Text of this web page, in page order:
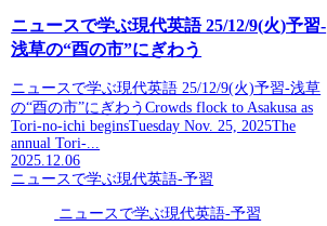
ニュースで学ぶ現代英語 25/12/9(火)予習-
浅草の“酉の市”にぎわう
ニュースで学ぶ現代英語 25/12/9(火)予習-浅草
の“酉の市”にぎわうCrowds flock to Asakusa as
Tori-no-ichi beginsTuesday Nov. 25, 2025The
annual Tori-...
2025.12.06
ニュースで学ぶ現代英語-予習
ニュースで学ぶ現代英語-予習